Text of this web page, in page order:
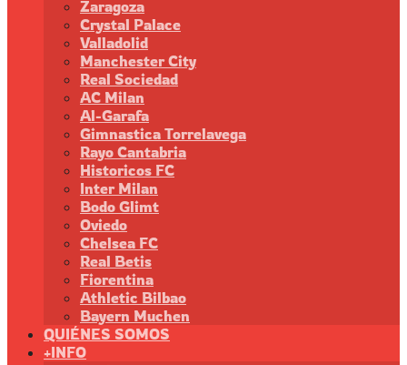
Zaragoza
Crystal Palace
Valladolid
Manchester City
Real Sociedad
AC Milan
Al-Garafa
Gimnastica Torrelavega
Rayo Cantabria
Historicos FC
Inter Milan
Bodo Glimt
Oviedo
Chelsea FC
Real Betis
Fiorentina
Athletic Bilbao
Bayern Muchen
QUIÉNES SOMOS
+INFO